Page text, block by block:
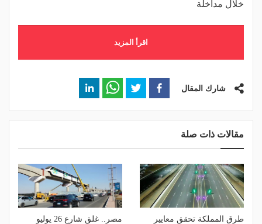
خلال مداخلة
اقرأ المزيد
شارك المقال
مقالات ذات صلة
طرق المملكة تحقق معايير
مصر.. غلق شارع 26 يوليو